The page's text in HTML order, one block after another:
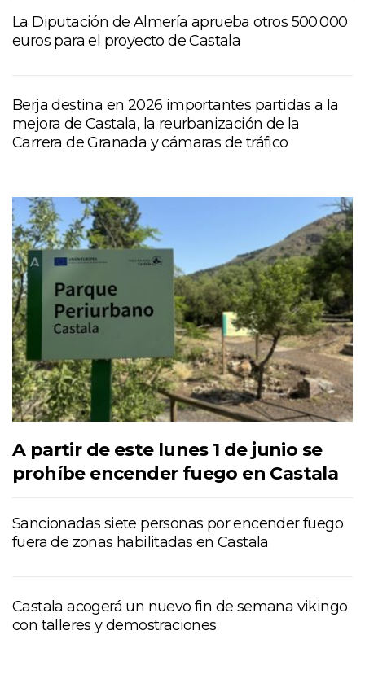
La Diputación de Almería aprueba otros 500.000
euros para el proyecto de Castala
Berja destina en 2026 importantes partidas a la
mejora de Castala, la reurbanización de la
Carrera de Granada y cámaras de tráfico
A partir de este lunes 1 de junio se
prohíbe encender fuego en Castala
Sancionadas siete personas por encender fuego
fuera de zonas habilitadas en Castala
Castala acogerá un nuevo fin de semana vikingo
con talleres y demostraciones